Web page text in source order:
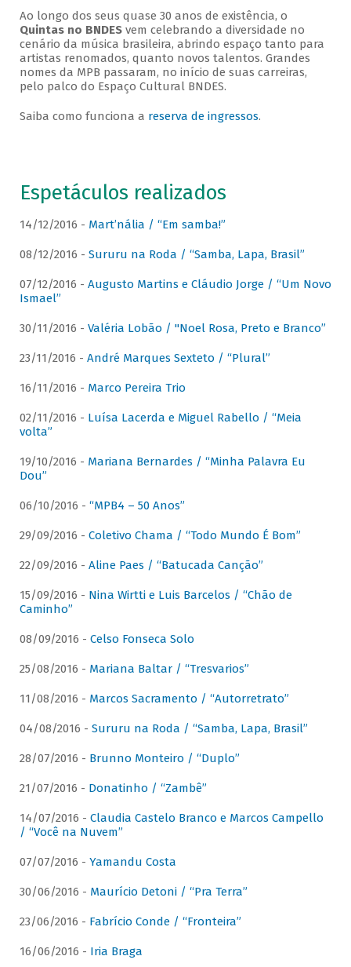
Ao longo dos seus quase 30 anos de existência, o
Quintas no BNDESvem celebrando a diversidade no
cenário da música brasileira, abrindo espaço tanto para
artistas renomados, quanto novos talentos. Grandes
nomes da MPB passaram, no início de suas carreiras,
pelo palco do Espaço Cultural BNDES.
Saiba como funciona a reserva de ingressos.
Espetáculos realizados
14/12/2016 - Mart’nália / “Em samba!”
08/12/2016 - Sururu na Roda / “Samba, Lapa, Brasil”
07/12/2016 - Augusto Martins e Cláudio Jorge / “Um Novo
Ismael”
30/11/2016 - Valéria Lobão / "Noel Rosa, Preto e Branco”
23/11/2016 - André Marques Sexteto / “Plural”
16/11/2016 - Marco Pereira Trio
02/11/2016 - Luísa Lacerda e Miguel Rabello / “Meia
volta”
19/10/2016 - Mariana Bernardes / “Minha Palavra Eu
Dou”
06/10/2016 - “MPB4 – 50 Anos”
29/09/2016 - Coletivo Chama / “Todo Mundo É Bom”
22/09/2016 - Aline Paes / “Batucada Canção”
15/09/2016 - Nina Wirtti e Luis Barcelos / “Chão de
Caminho”
08/09/2016 - Celso Fonseca Solo
25/08/2016 - Mariana Baltar / “Tresvarios”
11/08/2016 - Marcos Sacramento / “Autorretrato”
04/08/2016 - Sururu na Roda / “Samba, Lapa, Brasil”
28/07/2016 - Brunno Monteiro / “Duplo”
21/07/2016 - Donatinho / “Zambê”
14/07/2016 - Claudia Castelo Branco e Marcos Campello
/ “Você na Nuvem”
07/07/2016 - Yamandu Costa
30/06/2016 - Maurício Detoni / “Pra Terra”
23/06/2016 - Fabrício Conde / “Fronteira”
16/06/2016 - Iria Braga